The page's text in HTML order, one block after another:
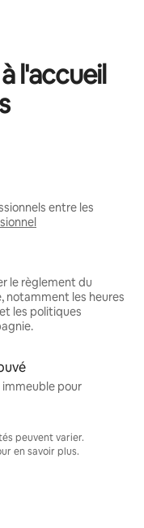
l'accueil
entre les
le règlement du
notamment les heures
les politiques
immeuble pour
peuvent varier.
en savoir plus.